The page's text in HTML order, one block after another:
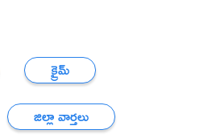
క్రైమ్
జిల్లా వార్తలు